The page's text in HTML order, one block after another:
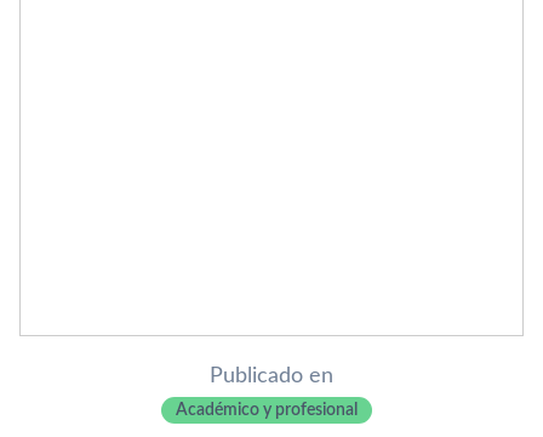
Publicado en
Académico y profesional